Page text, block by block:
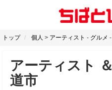
トップ 個人 > アーティスト - グルメ -
アーティスト ＆
道市